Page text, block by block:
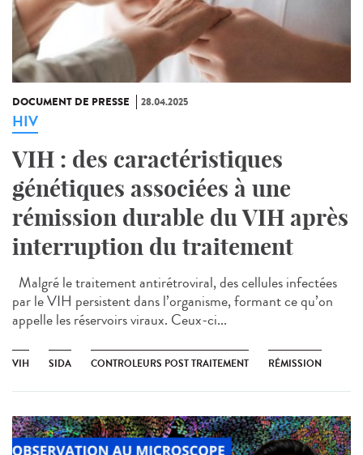
DOCUMENT DE PRESSE 28.04.2025
HIV
VIH : des caractéristiques
génétiques associées à une
rémission durable du VIH après
interruption du traitement
Malgré le traitement antirétroviral, des cellules infectées
par le VIH persistent dans l’organisme, formant ce qu’on
appelle les réservoirs viraux. Ceux-ci...
VIH SIDA CONTROLEURS POST TRAITEMENT RÉMISSION